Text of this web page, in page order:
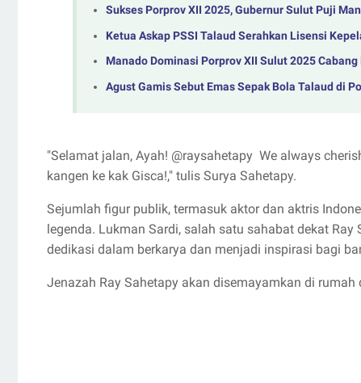
Sukses Porprov XII 2025, Gubernur Sulut Puji
Ketua Askap PSSI Talaud Serahkan Lisensi
Manado Dominasi Porprov XII Sulut 2025
Agust Gamis Sebut Emas Sepak Bola Talaud di
"Selamat jalan, Ayah! @raysahetapy We always
kangen ke kak Gisca!," tulis Surya Sahetapy.
Sejumlah figur publik, termasuk aktor dan aktris
legenda. Lukman Sardi, salah satu sahabat dekat
dedikasi dalam berkarya dan menjadi inspirasi bagi
Jenazah Ray Sahetapy akan disemayamkan di